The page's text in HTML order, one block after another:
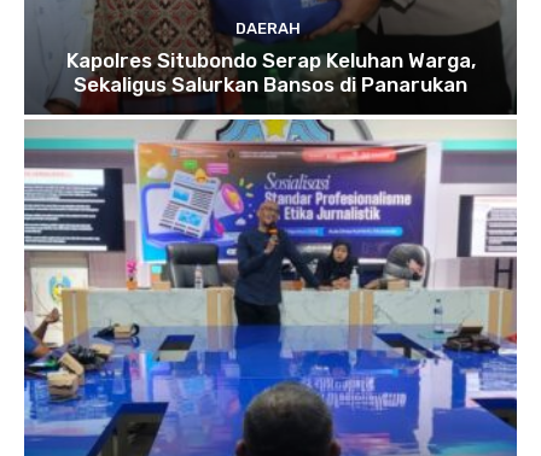
DAERAH
Kapolres Situbondo Serap Keluhan Warga,
Sekaligus Salurkan Bansos di Panarukan